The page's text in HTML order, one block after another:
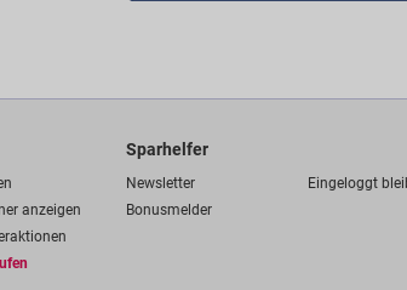
anzeigen
Sparhelfer
Newsletter
Eingeloggt
Bonusmelder